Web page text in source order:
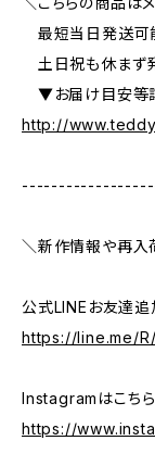
最短当日発送
土日祝も休まず
▼お届け目安等
http://
＼新作情報や再
公式LINEお友達追
https://line.me/
Instagramはこち
https://